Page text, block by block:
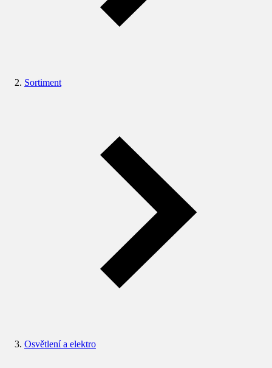
Sortiment
Osvětlení a elektro